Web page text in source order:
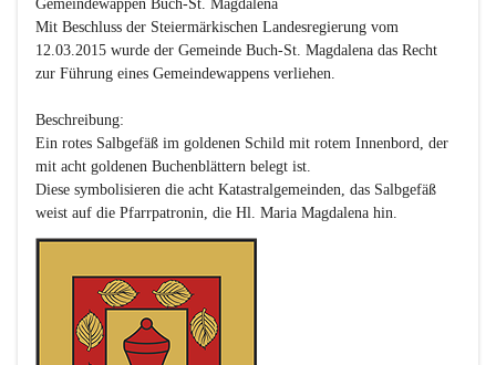
Gemeindewappen Buch-St. Magdalena
Mit Beschluss der Steiermärkischen Landesregierung vom
12.03.2015 wurde der Gemeinde Buch-St. Magdalena das Recht
zur Führung eines Gemeindewappens verliehen.
Beschreibung:
Ein rotes Salbgefäß im goldenen Schild mit rotem Innenbord, der
mit acht goldenen Buchenblättern belegt ist.
Diese symbolisieren die acht Katastralgemeinden, das Salbgefäß